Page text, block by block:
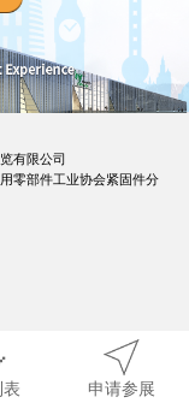
有限公司
零部件工业协会紧固件分
表 申请参展